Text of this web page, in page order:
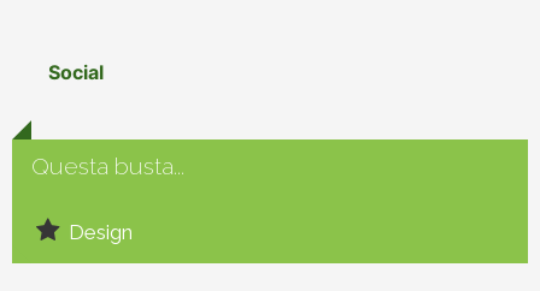
Questa busta...
Design
Social